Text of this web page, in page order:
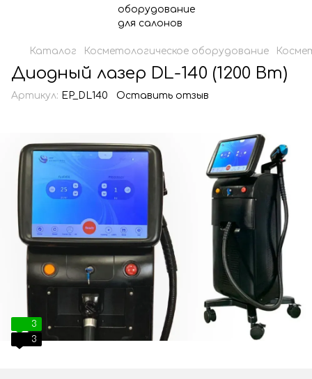
Каталог Косметологическое оборудование
Диодный лазер DL-140 (1200 Вт)
Артикул: EP_DL140 Оставить отзыв
3
3